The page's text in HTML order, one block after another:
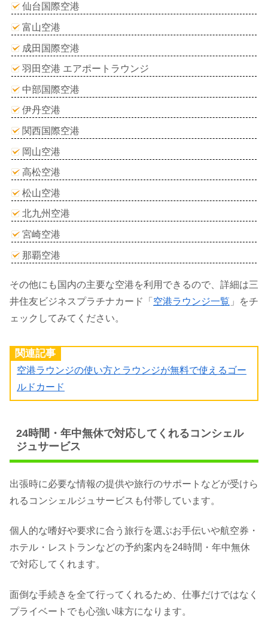
仙台国際空港
富山空港
成田国際空港
羽田空港 エアポートラウンジ
中部国際空港
伊丹空港
関西国際空港
岡山空港
高松空港
松山空港
北九州空港
宮崎空港
那覇空港
その他にも国内の主要な空港を利用できるので、詳細は三
井住友ビジネスプラチナカード「 空港ラウンジ一覧 」をチ
ェックしてみてください。
関連記事
空港ラウンジの使い方とラウンジが無料で使えるゴー
ルドカード
24時間・年中無休で対応してくれるコンシェル
ジュサービス
出張時に必要な情報の提供や旅行のサポートなどが受けら
れるコンシェルジュサービスも付帯しています。
個人的な嗜好や要求に合う旅行を選ぶお手伝いや航空券・
ホテル・レストランなどの予約案内を24時間・年中無休
で対応してくれます。
面倒な手続きを全て行ってくれるため、仕事だけではなく
プライベートでも心強い味方になります。